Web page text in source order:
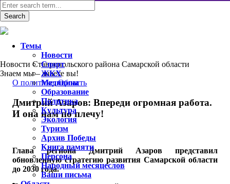
Новости Ставропольского района Самарской области
Знаем мы – знаете вы!
О политике,Область
Дмитрий Азаров: Впереди огромная работа.
И она нам по плечу!
Глава региона Дмитрий Азаров представил
обновленную стратегию развития Самарской области
до 2030 года.
Темы
Новости
Спорт
ЖКХ
Медицина
Образование
Политика
Культура
Экология
Туризм
Архив Победы
Книга памяти
Персона
Народный месяцеслов
Ваши письма